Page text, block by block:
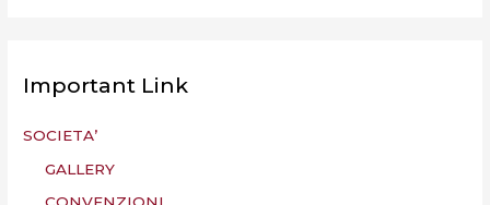
Important Link
SOCIETA’
GALLERY